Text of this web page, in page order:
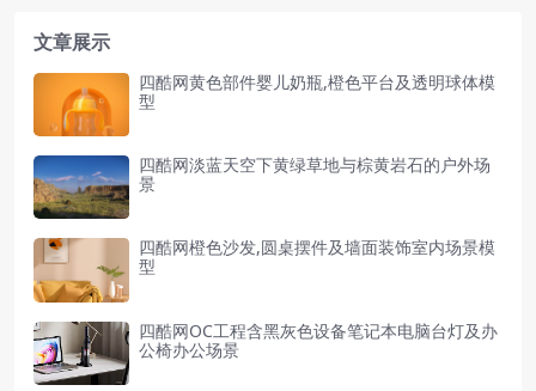
文章展示
四酷网黄色部件婴儿奶瓶,橙色平台及透明球体模
型
四酷网淡蓝天空下黄绿草地与棕黄岩石的户外场
景
四酷网橙色沙发,圆桌摆件及墙面装饰室内场景模
型
四酷网OC工程含黑灰色设备笔记本电脑台灯及办
公椅办公场景